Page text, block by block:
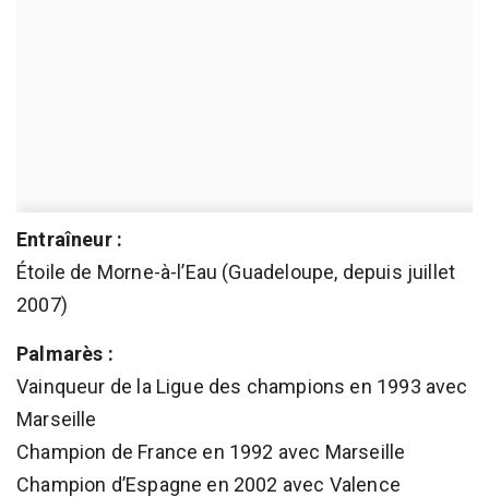
Entraîneur :
Étoile de Morne-à-l’Eau (Guadeloupe, depuis juillet
2007)
Palmarès :
Vainqueur de la Ligue des champions en 1993 avec
Marseille
Champion de France en 1992 avec Marseille
Champion d’Espagne en 2002 avec Valence